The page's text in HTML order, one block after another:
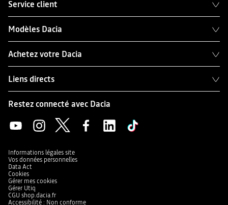
Service client
Modèles Dacia
Achetez votre Dacia
Liens directs
Restez connecté avec Dacia
Informations légales site
Vos données personnelles
Data Act
Cookies
Gérer mes cookies
Gérer Utiq
CGU shop.dacia.fr
Accessibilité : Non conforme